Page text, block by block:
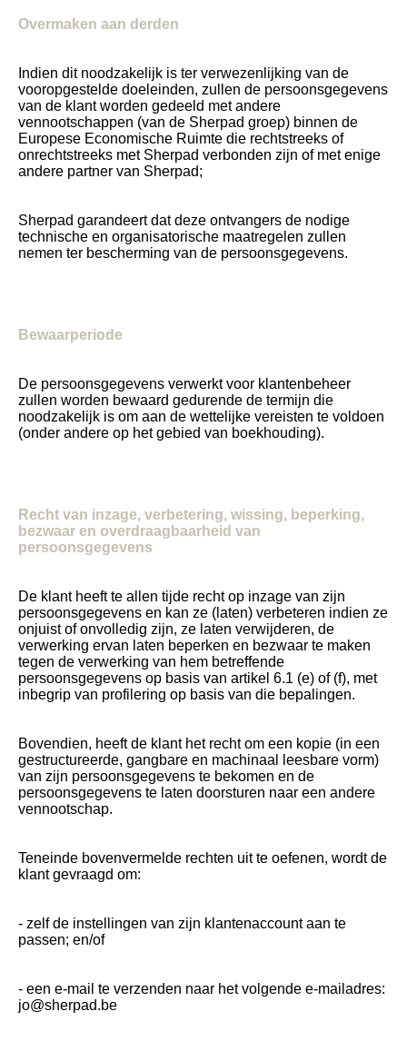
Overmaken aan derden
Indien dit noodzakelijk is ter verwezenlijking van de
vooropgestelde doeleinden, zullen de persoonsgegevens
van de klant worden gedeeld met andere
vennootschappen (van de Sherpad groep) binnen de
Europese Economische Ruimte die rechtstreeks of
onrechtstreeks met Sherpad verbonden zijn of met enige
andere partner van Sherpad;
Sherpad garandeert dat deze ontvangers de nodige
technische en organisatorische maatregelen zullen
nemen ter bescherming van de persoonsgegevens.
Bewaarperiode
De persoonsgegevens verwerkt voor klantenbeheer
zullen worden bewaard gedurende de termijn die
noodzakelijk is om aan de wettelijke vereisten te voldoen
(onder andere op het gebied van boekhouding).
Recht van inzage, verbetering, wissing, beperking,
bezwaar en overdraagbaarheid van
persoonsgegevens
De klant heeft te allen tijde recht op inzage van zijn
persoonsgegevens en kan ze (laten) verbeteren indien ze
onjuist of onvolledig zijn, ze laten verwijderen, de
verwerking ervan laten beperken en bezwaar te maken
tegen de verwerking van hem betreffende
persoonsgegevens op basis van artikel 6.1 (e) of (f), met
inbegrip van profilering op basis van die bepalingen.
Bovendien, heeft de klant het recht om een kopie (in een
gestructureerde, gangbare en machinaal leesbare vorm)
van zijn persoonsgegevens te bekomen en de
persoonsgegevens te laten doorsturen naar een andere
vennootschap.
Teneinde bovenvermelde rechten uit te oefenen, wordt de
klant gevraagd om:
- zelf de instellingen van zijn klantenaccount aan te
passen; en/of
- een e-mail te verzenden naar het volgende e-mailadres:
jo@sherpad.be